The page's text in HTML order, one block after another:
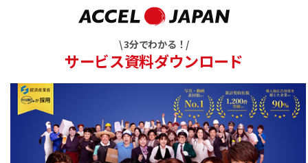
\ 3分でわかる！/
サービス資料ダウンロード